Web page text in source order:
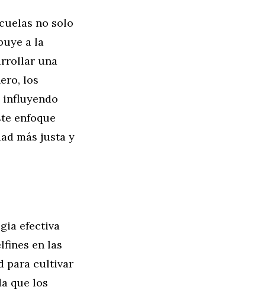
no solo
a la
una
los
influyendo
enfoque
más justa y
efectiva
en las
para cultivar
que los